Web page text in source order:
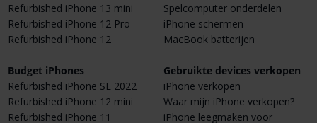
Refurbished iPhone 13 mini
Refurbished iPhone 12 Pro
Refurbished iPhone 12
Budget iPhones
Refurbished iPhone SE 2022
Refurbished iPhone 12 mini
Refurbished iPhone 11
Spelcomputer onderdelen
iPhone schermen
MacBook batterijen
Gebruikte devices verkopen
iPhone verkopen
Waar mijn iPhone verkopen?
iPhone leegmaken voor